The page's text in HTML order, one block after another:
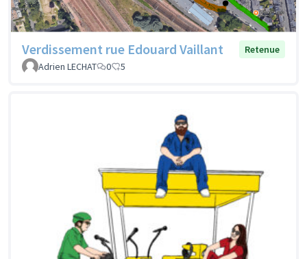
Verdissement rue Edouard Vaillant
Retenue
Adrien LECHAT
0 5